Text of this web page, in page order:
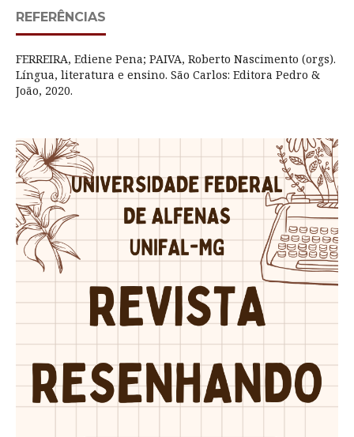
REFERÊNCIAS
FERREIRA, Ediene Pena; PAIVA, Roberto Nascimento (orgs).
Língua, literatura e ensino. São Carlos: Editora Pedro &
João, 2020.